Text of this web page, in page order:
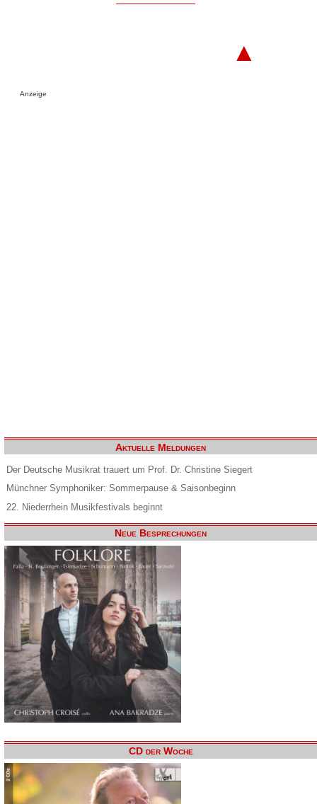
▲
Anzeige
Aktuelle Meldungen
Der Deutsche Musikrat trauert um Prof. Dr. Christine Siegert
Münchner Symphoniker: Sommerpause & Saisonbeginn
22. Niederrhein Musikfestivals beginnt
Neue Besprechungen
CD der Woche